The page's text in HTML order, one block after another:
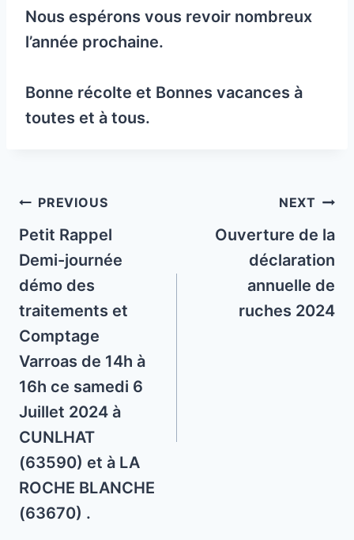
Nous espérons vous revoir nombreux
l’année prochaine.
Bonne récolte et Bonnes vacances à
toutes et à tous.
Post
navigation
PREVIOUS
Petit Rappel
Demi-journée
démo des
traitements et
Comptage
Varroas de 14h à
16h ce samedi 6
Juillet 2024 à
CUNLHAT
(63590) et à LA
ROCHE BLANCHE
(63670) .
NEXT
Ouverture de la
déclaration
annuelle de
ruches 2024